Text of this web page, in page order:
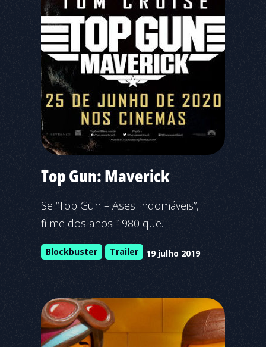
Top Gun: Maverick
Se “Top Gun – Ases Indomáveis”,
filme dos anos 1980 que...
Blockbuster Trailer 19 julho 2019